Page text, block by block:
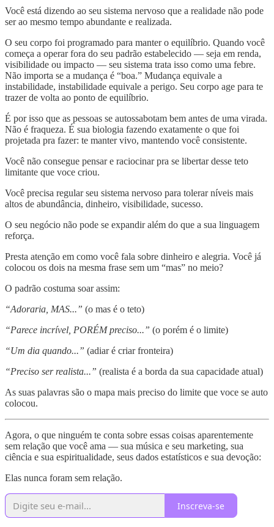
Você está dizendo ao seu sistema nervoso que a realidade não pode
ser ao mesmo tempo abundante e realizada.
O seu corpo foi programado para manter o equilíbrio. Quando você
começa a operar fora do seu padrão estabelecido — seja em renda,
visibilidade ou impacto — seu sistema trata isso como uma febre.
Não importa se a mudança é “boa.” Mudança equivale a
instabilidade, instabilidade equivale a perigo. Seu corpo age para te
trazer de volta ao ponto de equilíbrio.
É por isso que as pessoas se autossabotam bem antes de uma virada.
Não é fraqueza. É sua biologia fazendo exatamente o que foi
projetada pra fazer: te manter vivo, mantendo você consistente.
Você não consegue pensar e raciocinar pra se libertar desse teto
limitante que voce criou.
Você precisa regular seu sistema nervoso para tolerar níveis mais
altos de abundância, dinheiro, visibilidade, sucesso.
O seu negócio não pode se expandir além do que a sua linguagem
reforça.
Presta atenção em como você fala sobre dinheiro e alegria. Você já
colocou os dois na mesma frase sem um “mas” no meio?
O padrão costuma soar assim:
“Adoraria, MAS...” (o mas é o teto)
“Parece incrível, PORÉM preciso...” (o porém é o limite)
“Um dia quando...” (adiar é criar fronteira)
“Preciso ser realista...” (realista é a borda da sua capacidade atual)
As suas palavras são o mapa mais preciso do limite que voce se auto
colocou.
Agora, o que ninguém te conta sobre essas coisas aparentemente
sem relação que você ama — sua música e seu marketing, sua
ciência e sua espiritualidade, seus dados estatísticos e sua devoção:
Elas nunca foram sem relação.
Inscreva-se